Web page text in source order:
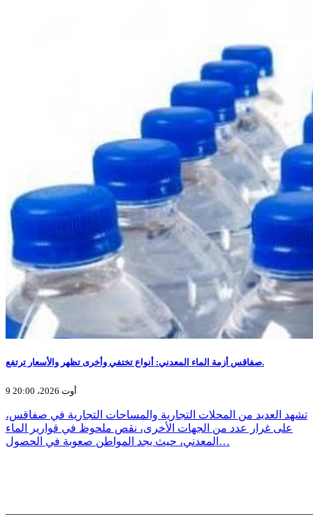
صفاقس أزمة الماء المعدني: أنواع تختفي وأخرى تظهر والأسعار ترتفع.
9 أوت 2026، 20:00
تشهد العديد من المحلات التجارية والمساحات التجارية في صفاقس،
على غرار عدد من الجهات الأخرى، نقص ملحوظ في قوارير الماء
المعدني، حيث يجد المواطن صعوبة في الحصول…